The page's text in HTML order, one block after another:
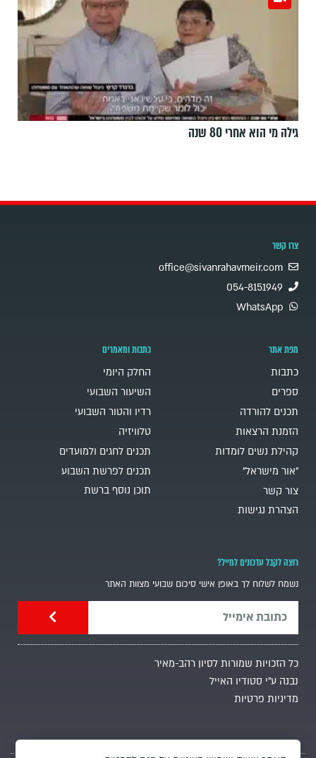
גילה מי הוא אחרי 80 שנה
צרו קשר
office@sivanrahavmeir.com
054-8151949
WhatsApp
מפת אתר
כתבות
ספרים
תכנים להורדה
הזמנת הרצאות
קהילת נשים לומדות
"אור מישראל"
צור קשר
הצהרת נגישות
כתבות ומאמרים
החלק היומי
השיעור השבועי
רדיו והטור השבועי
טלוויזיה
תכנים לחגים ולמועדים
תכנים לפרשת השבוע
תוכן נוסף ברשת
רוצה לקבל עדכונים למייל?
נשמח לשלוח לך באופן אישי סיכום שבועי מצוות האתר
כל הזכויות שמורות לסיון רהב-מאיר
נבנה ע"י סטודיו האייל
מדיניות פרטיות